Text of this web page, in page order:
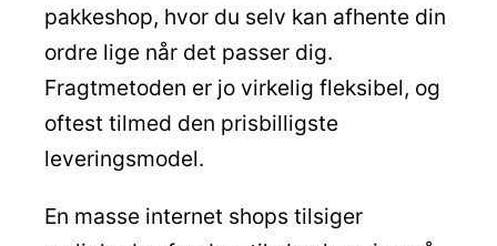
pakkeshop, hvor du selv kan afhente din
ordre lige når det passer dig.
Fragtmetoden er jo virkelig fleksibel, og
oftest tilmed den prisbilligste
leveringsmodel.
En masse internet shops tilsiger